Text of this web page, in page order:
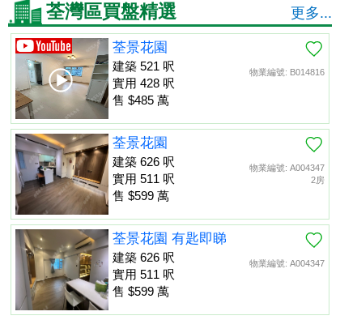
荃灣區買盤精選 更多...
物業編號: B014816
荃景花園
建築 521 呎
實用 428 呎
售 $485 萬
物業編號: A004347
2房
荃景花園
建築 626 呎
實用 511 呎
售 $599 萬
物業編號: A004347
荃景花園 有匙即睇
建築 626 呎
實用 511 呎
售 $599 萬